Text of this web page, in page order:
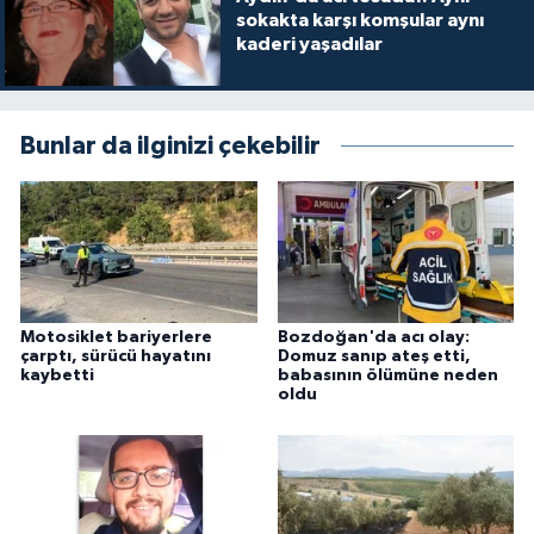
sokakta karşı komşular aynı
kaderi yaşadılar
Bunlar da ilginizi çekebilir
Motosiklet bariyerlere
çarptı, sürücü hayatını
kaybetti
Bozdoğan'da acı olay:
Domuz sanıp ateş etti,
babasının ölümüne neden
oldu